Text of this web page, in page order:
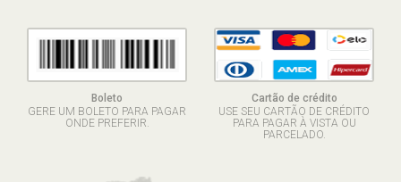
Boleto
GERE UM BOLETO PARA PAGAR
ONDE PREFERIR.
Cartão de crédito
USE SEU CARTÃO DE CRÉDITO
PARA PAGAR À VISTA OU
PARCELADO.